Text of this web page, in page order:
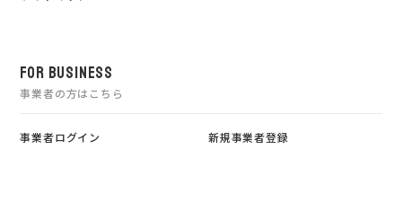
FOR BUSINESS
事業者の方はこちら
事業者ログイン 新規事業者登録